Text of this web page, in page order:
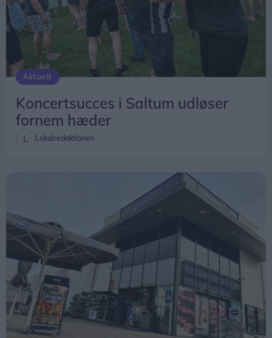
Aktuelt
Koncertsucces i Saltum udløser
fornem hæder
Lokalredaktionen